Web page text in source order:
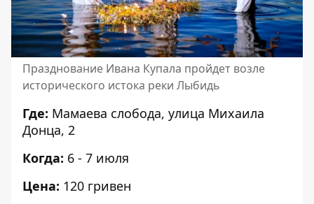
Празднование Ивана Купала пройдет возле
исторического истока реки Лыбидь
Где: Мамаева слобода, улица Михаила
Донца, 2
Когда: 6 - 7 июля
Цена: 120 гривен